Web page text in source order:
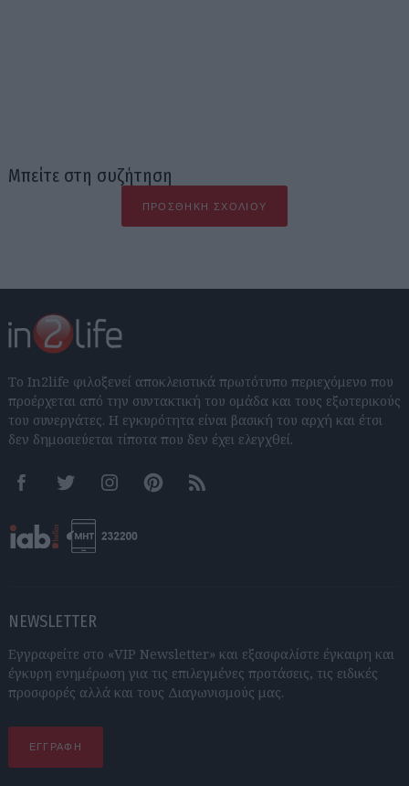
Μπείτε στη συζήτηση
ΠΡΟΣΘΉΚΗ ΣΧΟΛΊΟΥ
Το In2life φιλοξενεί αποκλειστικά πρωτότυπο περιεχόμενο που
προέρχεται από την συντακτική του ομάδα και τους εξωτερικούς
του συνεργάτες. Η εγκυρότητα είναι βασική του αρχή και έτσι
δεν δημοσιεύεται τίποτα που δεν έχει ελεγχθεί.
FacebookTwitter InstagramPinterestRSS feeds
NEWSLETTER
Εγγραφείτε στο «VIP Newsletter» και εξασφαλίστε έγκαιρη και
έγκυρη ενημέρωση για τις επιλεγμένες προτάσεις, τις ειδικές
προσφορές αλλά και τους Διαγωνισμούς μας.
ΕΓΓΡΑΦΗ